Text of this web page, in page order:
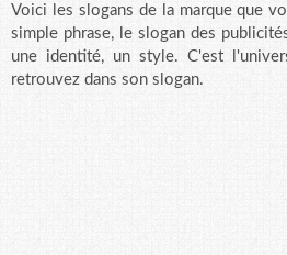
Voici les slogans de la marque que
simple phrase, le slogan des
une identité, un style. C'est
retrouvez dans son slogan.